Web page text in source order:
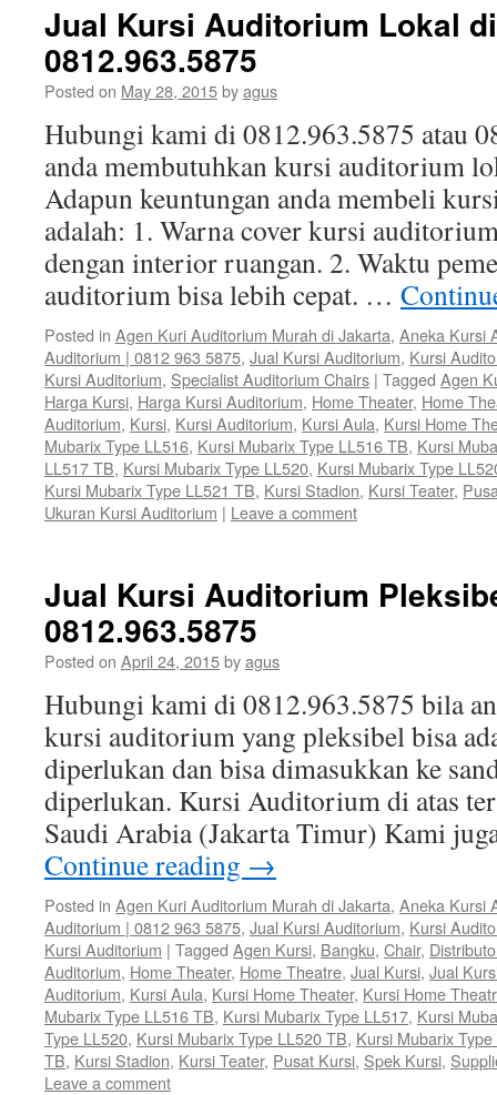
Jual Kursi Auditorium Lokal
0812.963.5875
Posted on May 28, 2015byagus
Hubungi kami di 0812.963.5875 atau
anda membutuhkan kursi auditorium
Adapun keuntungan anda membeli
adalah: 1. Warna cover kursi
dengan interior ruangan. 2. Waktu
auditorium bisa lebih cepat. …
Posted in Agen Kuri Auditorium Murah di Jakarta, Aneka Kursi
Auditorium | 0812 963 5875, Jual Kursi Auditorium, Kursi
Kursi Auditorium, Specialist Auditorium Chairs | Tagged Agen
Harga Kursi, Harga Kursi Auditorium, Home Theater, Home
Auditorium, Kursi, Kursi Auditorium, Kursi Aula, Kursi Home
Mubarix Type LL516, Kursi Mubarix Type LL516 TB, Kursi
LL517 TB, Kursi Mubarix Type LL520, Kursi Mubarix Type
Kursi Mubarix Type LL521 TB, Kursi Stadion, Kursi Teater,
Ukuran Kursi Auditorium | Leave a comment
Jual Kursi Auditorium
0812.963.5875
Posted on April 24, 2015byagus
Hubungi kami di 0812.963.5875 bila
kursi auditorium yang pleksibel bisa
diperlukan dan bisa dimasukkan ke
diperlukan. Kursi Auditorium di atas
Saudi Arabia (Jakarta Timur) Kami
Continue reading →
Posted in Agen Kuri Auditorium Murah di Jakarta, Aneka Kursi
Auditorium | 0812 963 5875, Jual Kursi Auditorium, Kursi
Kursi Auditorium | Tagged Agen Kursi, Bangku, Chair,
Auditorium, Home Theater, Home Theatre, Jual Kursi, Jual
Auditorium, Kursi Aula, Kursi Home Theater, Kursi Home
Mubarix Type LL516 TB, Kursi Mubarix Type LL517, Kursi
Type LL520, Kursi Mubarix Type LL520 TB, Kursi Mubarix
TB, Kursi Stadion, Kursi Teater, Pusat Kursi, Spek Kursi,
Leave a comment